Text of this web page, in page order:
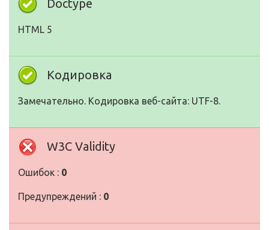
Doctype
HTML 5
Кодировка
Замечательно. Кодировка веб-сайта: UTF-8.
W3C Validity
Ошибок : 0
Предупреждений : 0